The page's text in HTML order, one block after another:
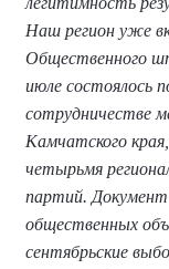
Наш регион уже
Общественного
июле состоялось
сотрудничестве
Камчатского
четырьмя
партий. Документ
общественных
сентябрьские